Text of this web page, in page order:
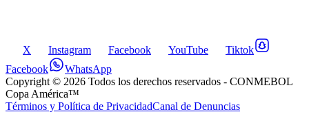
X Instagram Facebook YouTube
Tiktok
Facebook
WhatsApp
Copyright © 2026 Todos los derechos reservados - CONMEBOL
Copa América™
Términos y Política de PrivacidadCanal de Denuncias